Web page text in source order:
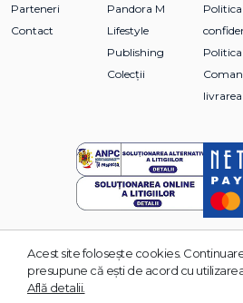
Parteneri
Contact
Pandora M
Lifestyle
Publishing
Colecții
Politica
livrarea
© 2026 Grupul Editorial TREI.
Acest site foloseşte cookies.
presupune că eşti de acord cu
Află detalii.